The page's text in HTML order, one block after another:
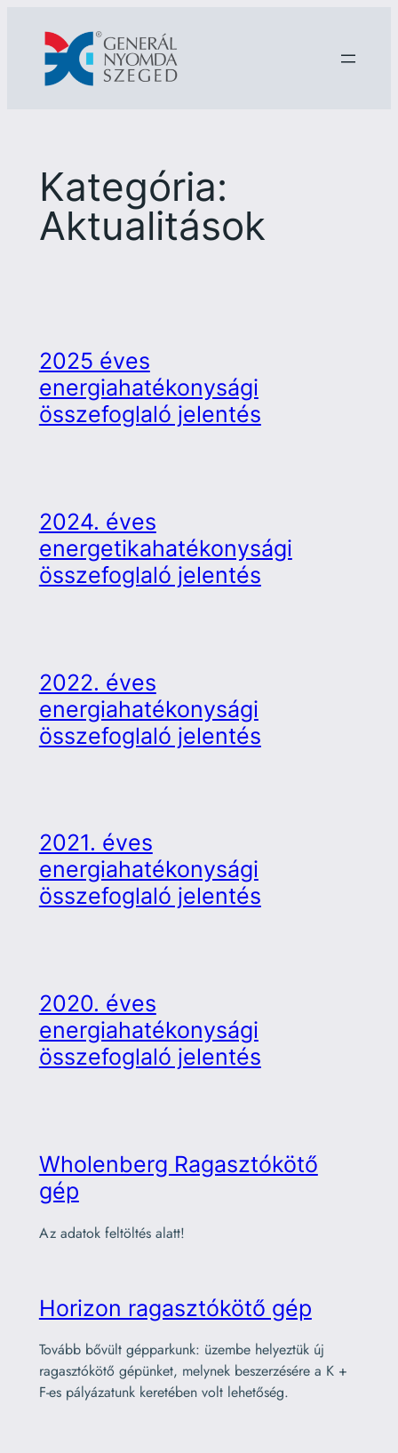
tartalomhoz
Kategória:
Aktualitások
2025 éves
energiahatékonysági
összefoglaló jelentés
2024. éves
energetikahatékonysági
összefoglaló jelentés
2022. éves
energiahatékonysági
összefoglaló jelentés
2021. éves
energiahatékonysági
összefoglaló jelentés
2020. éves
energiahatékonysági
összefoglaló jelentés
Wholenberg Ragasztókötő
gép
Az adatok feltöltés alatt!
Horizon ragasztókötő gép
Tovább bővült gépparkunk: üzembe helyeztük új
ragasztókötő gépünket, melynek beszerzésére a K +
F-es pályázatunk keretében volt lehetőség.